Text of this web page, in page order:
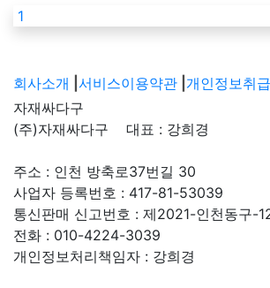
1
회사소개 서비스이용약관 개인정보취
자재싸다구
(주)자재싸다구 대표 : 강희경
주소 : 인천 방축로37번길 30
사업자 등록번호 : 417-81-53039
통신판매 신고번호 : 제2021-인천동구-
전화 : 010-4224-3039
개인정보처리책임자 : 강희경